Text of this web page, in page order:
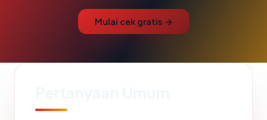
Mulai cek gratis →